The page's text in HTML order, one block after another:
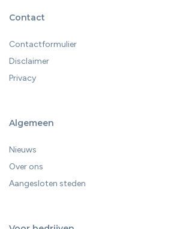
Contact
Contactformulier
Disclaimer
Privacy
Algemeen
Nieuws
Over ons
Aangesloten steden